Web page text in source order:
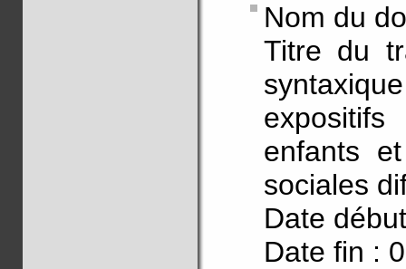
Nom du
Titre du
enfants
sociales
Date
Date fin :